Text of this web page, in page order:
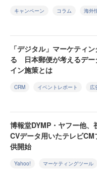
キャンペーン コラム 海外
「デジタル」マーケティ
る 日本郵便が考えるデー
イン施策とは
CRM イベントレポート 広
博報堂DYMP・ヤフー他
CVデータ用いたテレビ
供開始
Yahoo! マーケティングツール